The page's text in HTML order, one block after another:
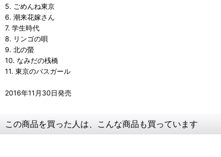
5. ごめんね東京
6. 潮来花嫁さん
7. 学生時代
8. リンゴの唄
9. 北の螢
10. なみだの桟橋
11. 東京のバスガール
2016年11月30日発売
この商品を買った人は、こんな商品も買っています